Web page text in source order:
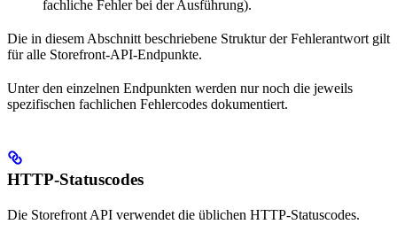
fachliche Fehler bei der Ausführung).
Die in diesem Abschnitt beschriebene Struktur der Fehlerantwort gilt
für alle Storefront-API-Endpunkte.
Unter den einzelnen Endpunkten werden nur noch die jeweils
spezifischen fachlichen Fehlercodes dokumentiert.
HTTP-Statuscodes
Die Storefront API verwendet die üblichen HTTP-Statuscodes.